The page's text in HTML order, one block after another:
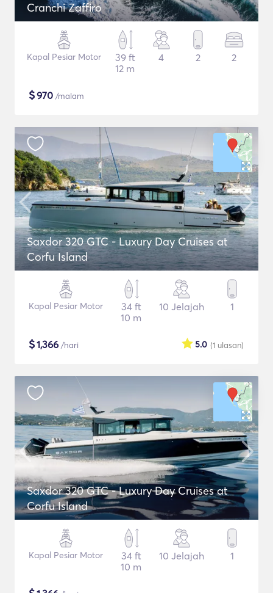
Cranchi Zaffiro
Kapal Pesiar Motor
39 ft
12 m
4 2 2
$970 /malam
Saxdor 320 GTC - Luxury Day Cruises at
Corfu Island
Kapal Pesiar Motor
34 ft
10 m
10 Jelajah 1
$1,366 /hari (1 ulasan)
5.0
Saxdor 320 GTC - Luxury Day Cruises at
Corfu Island
Kapal Pesiar Motor
34 ft
10 m
10 Jelajah 1